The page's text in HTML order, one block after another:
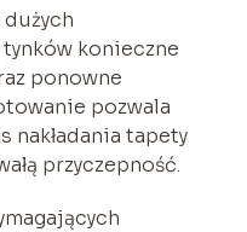
konieczne
ponowne
pozwala
nakładania tapety
przyczepność.